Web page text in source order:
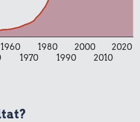
kr.
i 1920
1960
1970
1980
1990
2000
2010
2020